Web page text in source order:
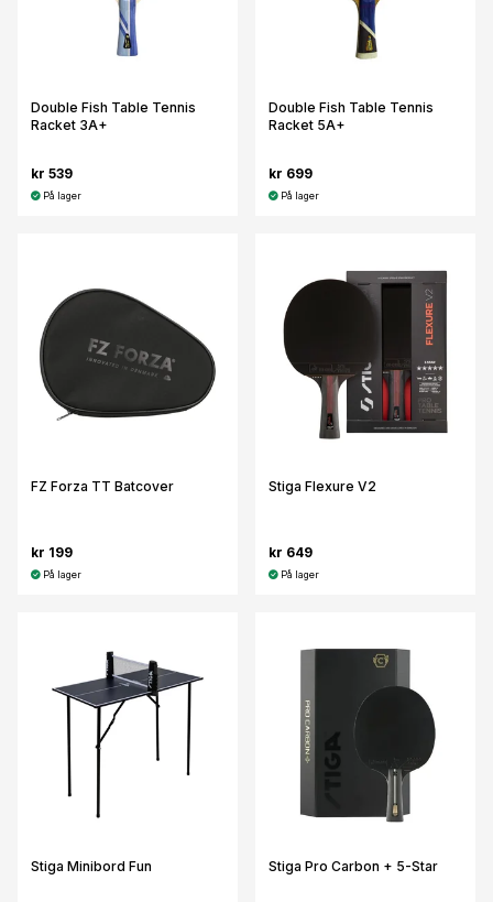
Double Fish Table Tennis
Racket 3A+
kr 539
På lager
Double Fish Table Tennis
Racket 5A+
kr 699
På lager
FZ Forza TT Batcover
kr 199
På lager
Stiga Flexure V2
kr 649
På lager
Stiga Minibord Fun Stiga Pro Carbon + 5-Star